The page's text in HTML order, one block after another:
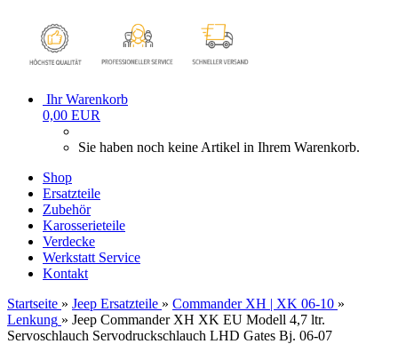
Ihr Warenkorb
0,00 EUR
Sie haben noch keine Artikel in Ihrem Warenkorb.
Shop
Ersatzteile
Zubehör
Karosserieteile
Verdecke
Werkstatt Service
Kontakt
Startseite » Jeep Ersatzteile » Commander XH | XK 06-10 »
Lenkung » Jeep Commander XH XK EU Modell 4,7 ltr.
Servoschlauch Servodruckschlauch LHD Gates Bj. 06-07